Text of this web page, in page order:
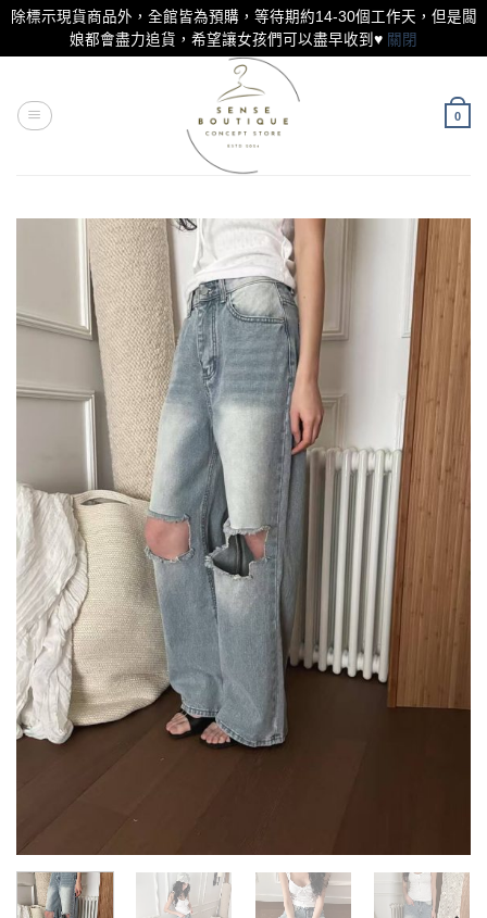
除標示現貨商品外，全館皆為預購，等待期約14-30個工作天，但是闆
娘都會盡力追貨，希望讓女孩們可以盡早收到♥ 關閉
content
0